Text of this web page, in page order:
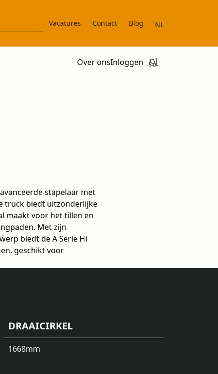
Vacatures Contact Blog NL
Over onsInloggen
stapelaar met
truck biedt uitzonderlijke
maakt voor het tillen en
Met zijn
biedt de A Serie Hi
geschikt voor
DRAAICIRKEL
1668mm